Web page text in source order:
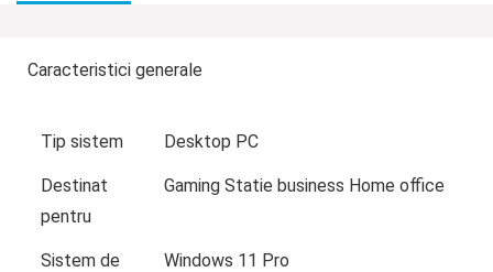
Caracteristici generale
Tip sistem Desktop PC
Destinat
pentru
Gaming Statie business Home office
Sistem de
Windows 11 Pro